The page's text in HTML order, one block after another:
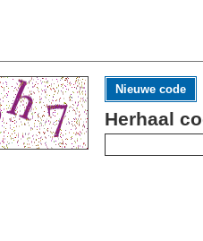
Nieuwe code
Herhaal